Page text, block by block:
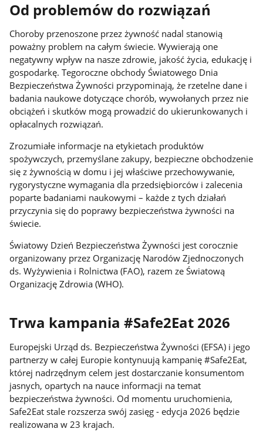
Od problemów do rozwiązań
Choroby przenoszone przez żywność nadal stanowią
poważny problem na całym świecie. Wywierają one
negatywny wpływ na nasze zdrowie, jakość życia, edukację i
gospodarkę. Tegoroczne obchody Światowego Dnia
Bezpieczeństwa Żywności przypominają, że rzetelne dane i
badania naukowe dotyczące chorób, wywołanych przez nie
obciążeń i skutków mogą prowadzić do ukierunkowanych i
opłacalnych rozwiązań.
Zrozumiałe informacje na etykietach produktów
spożywczych, przemyślane zakupy, bezpieczne obchodzenie
się z żywnością w domu i jej właściwe przechowywanie,
rygorystyczne wymagania dla przedsiębiorców i zalecenia
poparte badaniami naukowymi – każde z tych działań
przyczynia się do poprawy bezpieczeństwa żywności na
świecie.
Światowy Dzień Bezpieczeństwa Żywności jest corocznie
organizowany przez Organizację Narodów Zjednoczonych
ds. Wyżywienia i Rolnictwa (FAO), razem ze Światową
Organizację Zdrowia (WHO).
Trwa kampania #Safe2Eat 2026
Europejski Urząd ds. Bezpieczeństwa Żywności (EFSA) i jego
partnerzy w całej Europie kontynuują kampanię #Safe2Eat,
której nadrzędnym celem jest dostarczanie konsumentom
jasnych, opartych na nauce informacji na temat
bezpieczeństwa żywności. Od momentu uruchomienia,
Safe2Eat stale rozszerza swój zasięg - edycja 2026 będzie
realizowana w 23 krajach.